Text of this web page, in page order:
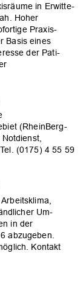
in Erwitte­
Hoher
Praxis­
Basis eines
der Pati­
(Rhein­Berg­
(0175) 4 55 59
Um­
in der
abzugeben.
Kontakt